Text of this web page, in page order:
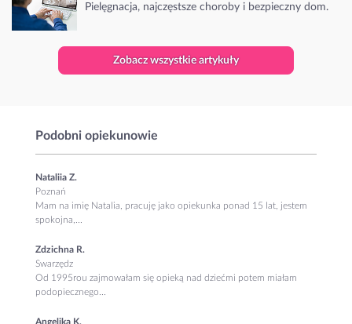
Pielęgnacja, najczęstsze choroby i bezpieczny dom.
Zobacz wszystkie artykuły
Podobni opiekunowie
Nataliia Z.
Poznań
Mam na imię Natalia, pracuję jako opiekunka ponad 15 lat, jestem
spokojna,...
Zdzichna R.
Swarzędz
Od 1995rou zajmowałam się opieką nad dziećmi potem miałam
podopiecznego...
Angelika K.